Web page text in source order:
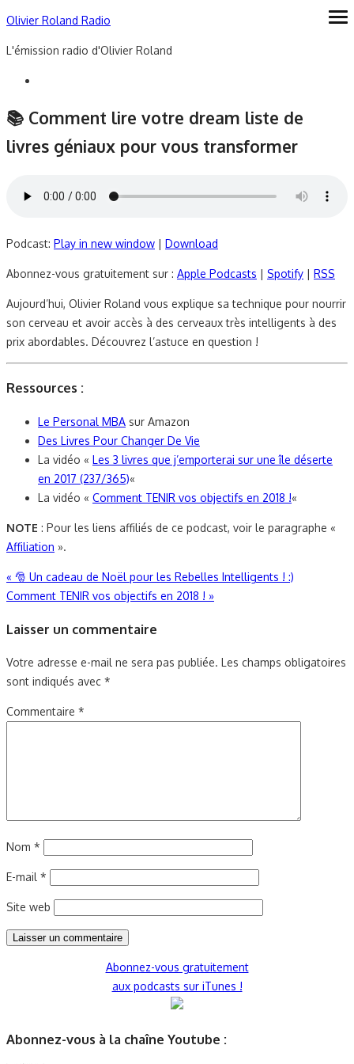
Skip
content
Olivier Roland Radio
L'émission radio d'Olivier Roland
📚 Comment lire votre dream liste de
livres géniaux pour vous transformer
Podcast: Play in new window | Download
Abonnez-vous gratuitement sur : Apple Podcasts | Spotify | RSS
Aujourd’hui, Olivier Roland vous explique sa technique pour nourrir
son cerveau et avoir accès à des cerveaux très intelligents à des
prix abordables. Découvrez l’astuce en question !
Ressources :
Le Personal MBA sur Amazon
Des Livres Pour Changer De Vie
La vidéo « Les 3 livres que j’emporterai sur une île déserte
en 2017 (237/365)«
La vidéo « Comment TENIR vos objectifs en 2018 !«
NOTE : Pour les liens affiliés de ce podcast, voir le paragraphe «
Affiliation ».
Navigation
de
l’article
« 🎅 Un cadeau de Noël pour les Rebelles Intelligents ! :)
Comment TENIR vos objectifs en 2018 ! »
Laisser un commentaire
Votre adresse e-mail ne sera pas publiée. Les champs obligatoires
sont indiqués avec *
Commentaire *
Nom *
E-mail *
Site web
Abonnez-vous gratuitement
aux podcasts sur iTunes !
Abonnez-vous à la chaîne Youtube :